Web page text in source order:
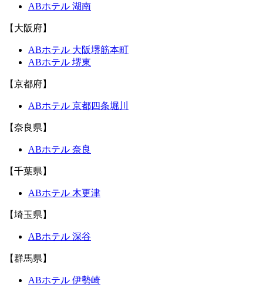
ABホテル 湖南
【大阪府】
ABホテル 大阪堺筋本町
ABホテル 堺東
【京都府】
ABホテル 京都四条堀川
【奈良県】
ABホテル 奈良
【千葉県】
ABホテル 木更津
【埼玉県】
ABホテル 深谷
【群馬県】
ABホテル 伊勢崎